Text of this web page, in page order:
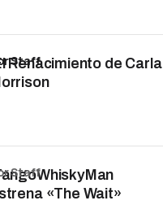
Renacimiento de Carla
Staff
«The Wait»
Staff